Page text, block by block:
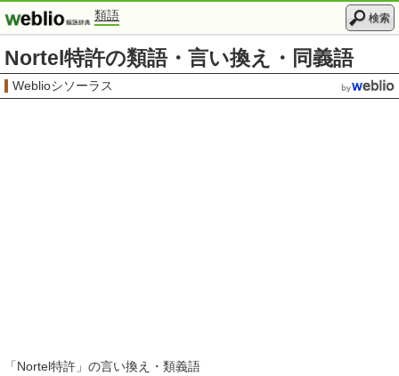
類語 検索
Nortel特許の類語・言い換え・同義語
Weblioシソーラス
「Nortel特許 」の言い換え・類義語